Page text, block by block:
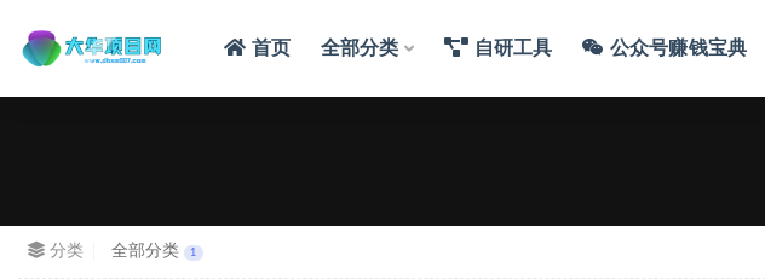
首页 全部分类 自研工具 公众号赚钱宝典
分类 全部分类 1